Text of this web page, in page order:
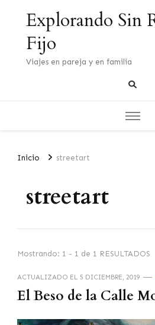
Explorando Sin
Fijo
Viajes en pareja y en familia
Inicio streetart
streetart
Mostrando: 1 - 1 de 1 RESULTADOS
ACTUALIZADO EL 5 DICIEMBRE, 2019
El Beso de la Calle